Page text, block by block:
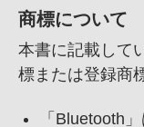
商標について
本書に記載して
標または登録商
「Bluetooth」